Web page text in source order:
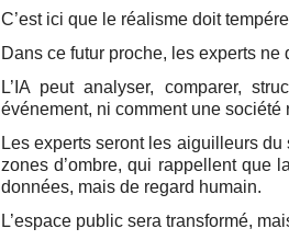
C’est ici que le réalisme doit
Dans ce futur proche, les experts
L’IA peut analyser, comparer,
événement, ni comment une
Les experts seront les aiguilleurs
zones d’ombre, qui rappellent que
données, mais de regard humain.
L’espace public sera transformé,